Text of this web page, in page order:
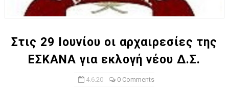
ΧΡΟΝΙΑ ΠΟΛΛΑ ΣΤΟ ΕΛΛΗΝΙΚΟ ΜΠΑΣΚΕΤ : 39Η ΕΠΕΤΕΙΟΣ ΑΠΟ
Ο δρόμος για τον 29ο τελικό κυπέλλου ανδρών ΕΣΚΑΝΑ
U21: Τεράστια πρόκριση για τον Πανελευσινιακό στον
Γ΄ανδρών play offs : "Σκληρό" καρύδι η Φιλία Περάματος
Στις 29 Ιουνίου οι αρχαιρεσίες της
ΕΣΚΑΝΑ για εκλογή νέου Δ.Σ.
4.6.20 0 Comments